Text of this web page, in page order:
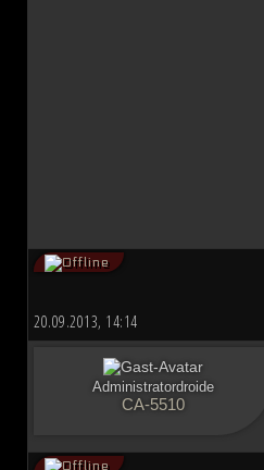
20.09.2013, 14:14
Administratordroide
CA-5510